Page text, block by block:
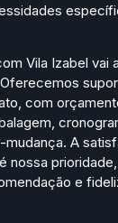
Vila Izabel vai
com
A
nossa
e